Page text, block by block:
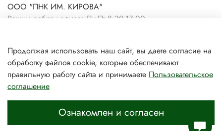
ООО "ПНК ИМ. КИРОВА"
Режим работы офиса: Пн-Пт 8:30-17:00
магазин)
+7(931) 239-81-06 (розничный
магазин)
Продолжая использовать наш сайт, вы даете согласие на
обработку файлов cookie, которые обеспечивают
правильную работу сайта и принимаете Пользовательское
соглашение
Ознакомлен и согласен